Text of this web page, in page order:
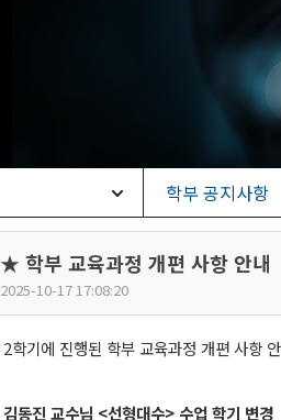
학부 공지사항
★ 학부 교육과정 개편 사항 안내
2025-10-17 17:08:20
2학기에 진행된 학부 교육과정 개편 사항
김동진 교수님 <선형대수> 수업 학기 변경